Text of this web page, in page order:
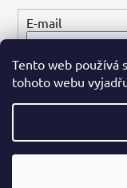
Tento web používá
tohoto webu
E-mail
PŘIHLÁSIT SE